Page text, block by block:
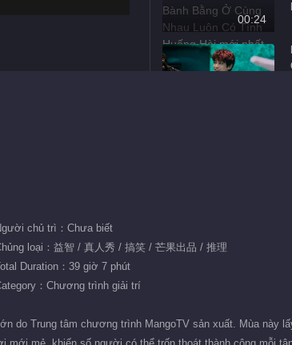
00:24
chủ trì：Chưa biết
loại：益智 / 真人秀 / 搞笑 / 芒果出品 / 推理
Duration：39 giờ 7 phút
：Chương trình giải trí
do Trung tâm chương trình MangoTV sản xuất. Mùa này